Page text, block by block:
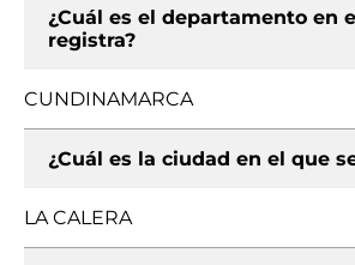
¿Cuál es el departamento en
registra?
CUNDINAMARCA
¿Cuál es la ciudad en el que
LA CALERA